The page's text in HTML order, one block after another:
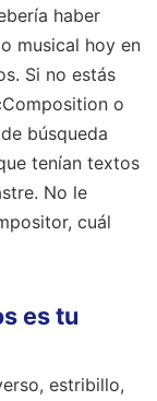
haber
musical hoy en
Si no estás
o
búsqueda
tenían textos
No le
cuál
es tu
estribillo,